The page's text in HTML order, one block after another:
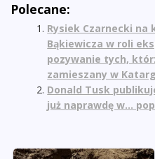
Polecane:
Rysiek Czarnecki na
Bąkiewicza w roli
pozywanie tych,
zamieszany w
Donald Tusk
już naprawdę w…